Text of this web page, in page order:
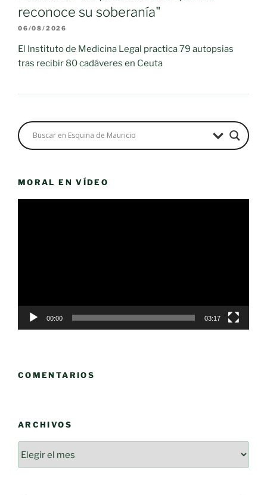
reconoce su soberanía"
06/08/2026
El Instituto de Medicina Legal practica 79 autopsias
tras recibir 80 cadáveres en Ceuta
MORAL EN VÍDEO
00:00 03:17
COMENTARIOS
ARCHIVOS